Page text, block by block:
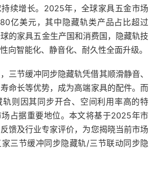
续增长。2025年，全球家具五金市场
亿美元，其中隐藏轨类产品占比超过
的家具五金生产国和消费国，隐藏轨技
向智能化、静音化、耐久性全面升级。
三节缓冲同步隐藏轨凭借其顺滑静音、
命长等优势，成为高端家具的配件。而
轨则因其同步开合、空间利用率高的特
占据重要地位。本文将基于2025年市
馈及行业专家评价，为您揭晓当前市场
三节缓冲同步隐藏轨/三节联动同步隐